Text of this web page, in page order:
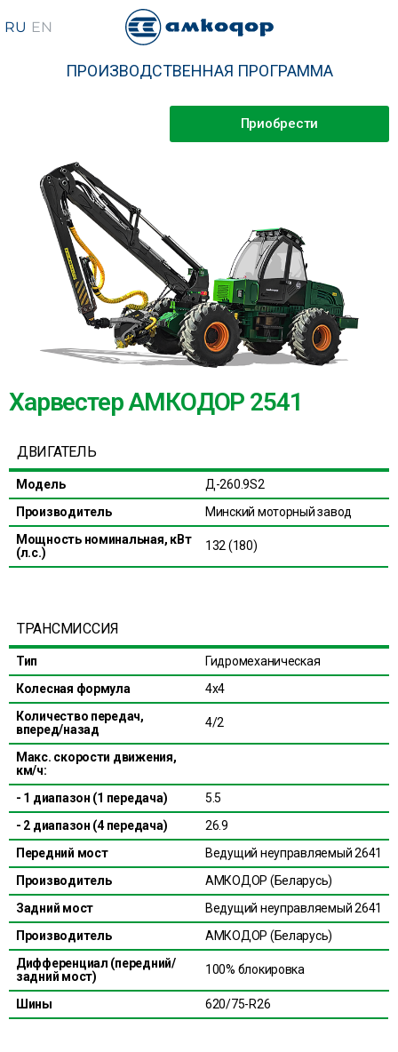
ПРОИЗВОДСТВЕННАЯ ПРОГРАММА
Приобрести
Харвестер АМКОДОР 2541
ДВИГАТЕЛЬ
Модель
Д-260.9S2
Производитель
Минский моторный завод
Мощность номинальная, кВт
(л.с.)
132 (180)
ТРАНСМИССИЯ
Тип
Гидромеханическая
Колесная формула
4х4
Количество передач,
вперед/назад
4/2
Макс. скорости движения,
км/ч:
- 1 диапазон (1 передача)
5.5
- 2 диапазон (4 передача)
26.9
Передний мост
Ведущий неуправляемый 2641
Производитель
АМКОДОР (Беларусь)
Задний мост
Ведущий неуправляемый 2641
Производитель
АМКОДОР (Беларусь)
Дифференциал (передний/
задний мост)
100% блокировка
Шины 620/75-R26